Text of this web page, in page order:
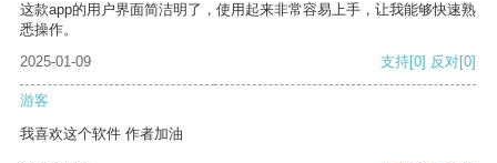
这款app的用户界面简洁明了，使用起来非常容易上手，让我能够快速熟
悉操作。
2025-01-09
支持[0] 反对[0]
游客
我喜欢这个软件 作者加油